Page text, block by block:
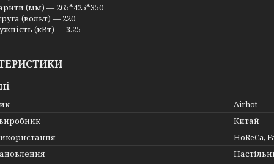
(мм) — 265*425*350
(вольт) — 220
(кВт) — 3.25
Airhot
Китай
HoReCa,